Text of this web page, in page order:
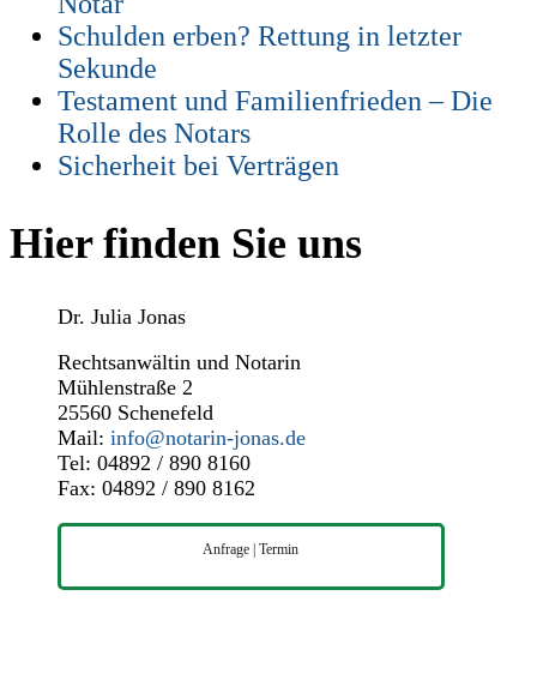
Schulden erben? Rettung in letzter
Sekunde
Testament und Familienfrieden – Die
Rolle des Notars
Sicherheit bei Verträgen
Hier finden Sie uns
Dr. Julia Jonas
Rechtsanwältin und Notarin
Mühlenstraße 2
25560 Schenefeld
Mail: info@notarin-jonas.de
Tel: 04892 / 890 8160
Fax: 04892 / 890 8162
Anfrage | Termin